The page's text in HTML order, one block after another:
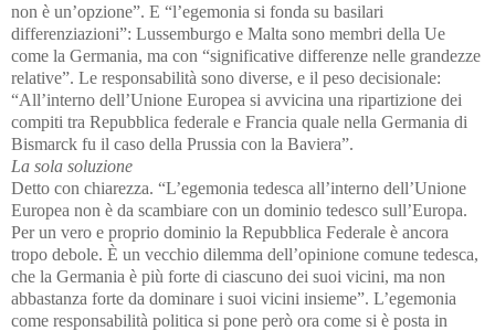
non è un’opzione”. E “l’egemonia si fonda su basilari
differenziazioni”: Lussemburgo e Malta sono membri della Ue
come la Germania, ma con “significative differenze nelle grandezze
relative”. Le responsabilità sono diverse, e il peso decisionale:
“All’interno dell’Unione Europea si avvicina una ripartizione dei
compiti tra Repubblica federale e Francia quale nella Germania di
Bismarck fu il caso della Prussia con la Baviera”.
La sola soluzione
Detto con chiarezza. “L’egemonia tedesca all’interno dell’Unione
Europea non è da scambiare con un dominio tedesco sull’Europa.
Per un vero e proprio dominio la Repubblica Federale è ancora
tropo debole. È un vecchio dilemma dell’opinione comune tedesca,
che la Germania è più forte di ciascuno dei suoi vicini, ma non
abbastanza forte da dominare i suoi vicini insieme”. L’egemonia
come responsabilità politica si pone però ora come si è posta in